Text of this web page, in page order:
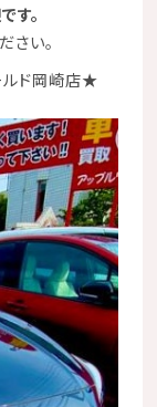
す。
さい。
ド岡崎店★